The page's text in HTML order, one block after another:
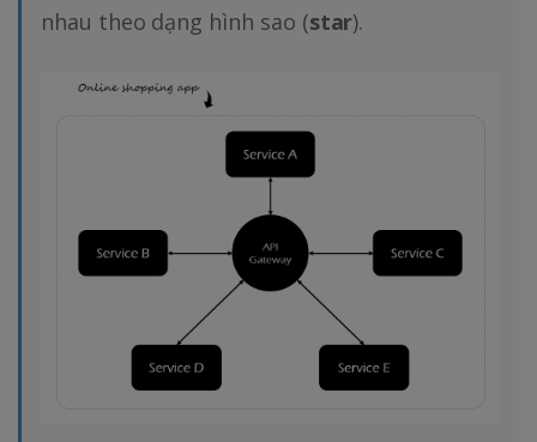
nhau theo dạng hình sao (star).